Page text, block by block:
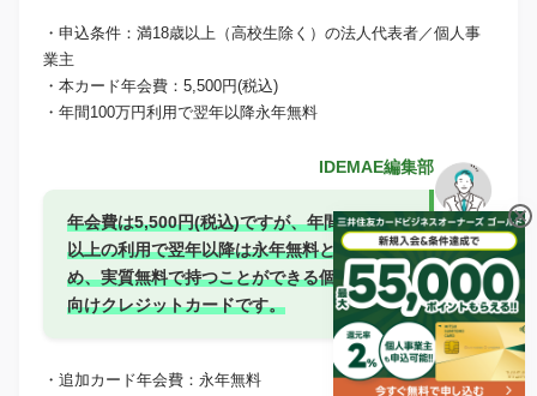
・申込条件：満18歳以上（高校生除く）の法人代表者／個人事
業主
・本カード年会費：5,500円(税込)
・年間100万円利用で翌年以降永年無料
IDEMAE編集部
年会費は5,500円(税込)ですが、年間100万円
以上の利用で翌年以降は永年無料となるた
め、実質無料で持つことができる個人事業主
向けクレジットカードです。
・追加カード年会費：永年無料